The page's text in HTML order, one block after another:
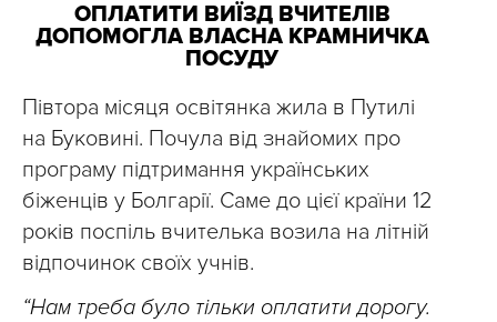
ОПЛАТИТИ ВИЇЗД ВЧИТЕЛІВ
ДОПОМОГЛА ВЛАСНА КРАМНИЧКА
ПОСУДУ
Півтора місяця освітянка жила в Путилі
на Буковині. Почула від знайомих про
програму підтримання українських
біженців у Болгарії. Саме до цієї країни 12
років поспіль вчителька возила на літній
відпочинок своїх учнів.
“Нам треба було тільки оплатити дорогу.